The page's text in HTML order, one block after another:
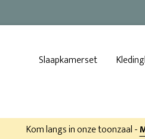
Slaapkamerset
Kom langs in onze toonzaal -